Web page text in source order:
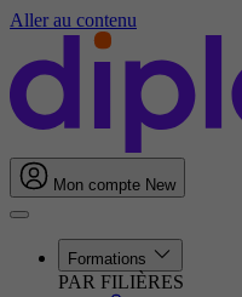
Aller au contenu
Mon compte New
Formations
PAR FILIÈRES